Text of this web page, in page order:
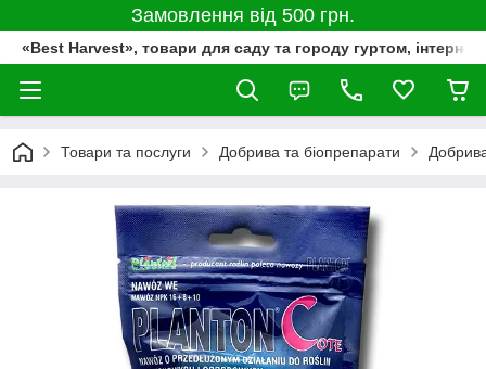
Замовлення від 500 грн.
«Best Harvest», товари для саду та городу гуртом,
Товари та послуги Добрива та біопрепарати